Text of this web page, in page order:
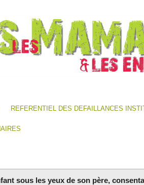
REFERENTIEL DES DEFAILLANCES
sous les yeux de son père,